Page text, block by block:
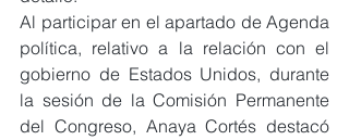
Al participar en el apartado de Agenda
política, relativo a la relación con el
gobierno de Estados Unidos, durante
la sesión de la Comisión Permanente
del Congreso, Anaya Cortés destacó